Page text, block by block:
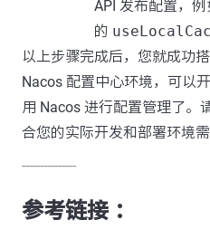
API 发布配置，
的
以上步骤完成后，您就成功
Nacos 配置中心环境，可以
用 Nacos 进行配置管理了。
合您的实际开发和部署环境需
---------------
参考链接 ：